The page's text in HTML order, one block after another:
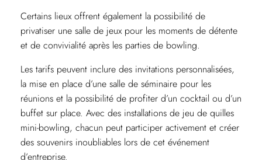
Certains lieux offrent également la possibilité de
privatiser une salle de jeux pour les moments de détente
et de convivialité après les parties de bowling.
Les tarifs peuvent inclure des invitations personnalisées,
la mise en place d’une salle de séminaire pour les
réunions et la possibilité de profiter d’un cocktail ou d’un
buffet sur place. Avec des installations de jeu de quilles
mini-bowling, chacun peut participer activement et créer
des souvenirs inoubliables lors de cet événement
d’entreprise.